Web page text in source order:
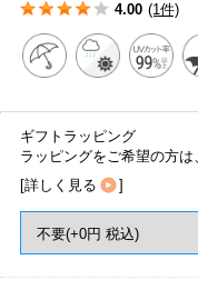
4.00 (1件)
ギフトラッピング
ラッピングをご希望の方は
[詳しく見る ]